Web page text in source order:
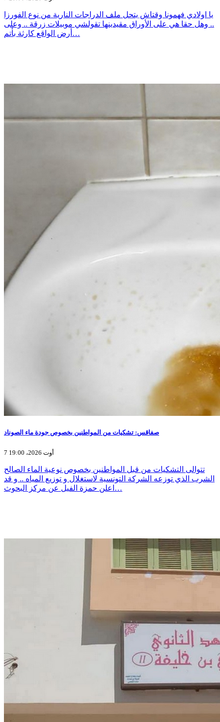
يا اولادي فهمونا وقتاش يتحل ملف الدراجات النارية من نوع الفورزا
.. وهل حقا هي على الأوراق مقيدينها تقولشي موبيلات زرقة .. وعلى
أرض الواقع كارثة بأتم…
صفاقس: تشكيات من المواطنين بخصوص جودة ماء الصوناد
7 أوت 2026، 19:00
تتوالى التشكيات من قبل المواطنين بخصوص نوعية الماء الصالح
الشرب الذي توزعه الشركة التونسية لاستغلال و توزيع المياه .. و قد
اعلن حمزة الفيل عن مركز البحوث…